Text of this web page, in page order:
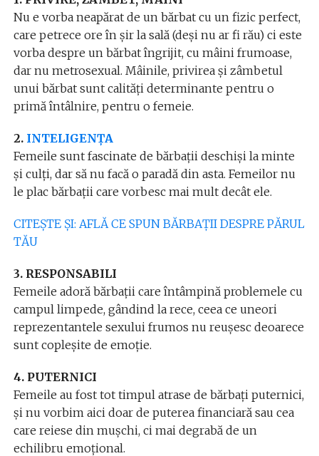
Nu e vorba neapărat de un bărbat cu un fizic perfect,
care petrece ore în șir la sală (deși nu ar fi rău) ci este
vorba despre un bărbat îngrijit, cu mâini frumoase,
dar nu metrosexual. Mâinile, privirea și zâmbetul
unui bărbat sunt calități determinante pentru o
primă întâlnire, pentru o femeie.
2. INTELIGENȚA
Femeile sunt fascinate de bărbații deschiși la minte
și culți, dar să nu facă o paradă din asta. Femeilor nu
le plac bărbații care vorbesc mai mult decât ele.
CITEȘTE ȘI: AFLĂ CE SPUN BĂRBAȚII DESPRE PĂRUL
TĂU
3. RESPONSABILI
Femeile adoră bărbații care întâmpină problemele cu
campul limpede, gândind la rece, ceea ce uneori
reprezentantele sexului frumos nu reușesc deoarece
sunt copleșite de emoție.
4. PUTERNICI
Femeile au fost tot timpul atrase de bărbați puternici,
și nu vorbim aici doar de puterea financiară sau cea
care reiese din mușchi, ci mai degrabă de un
echilibru emoțional.